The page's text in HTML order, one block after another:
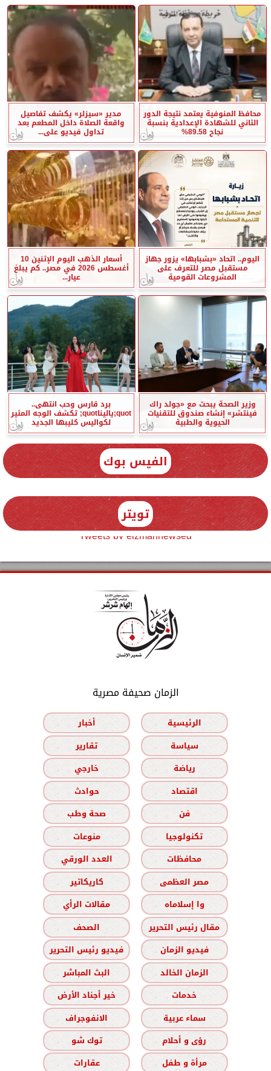
محافظ المنوفية يعتمد نتيجة الدور
الثاني للشهادة الإعدادية بنسبة
نجاح 89.58%
مدير «سيزلر» يكشف تفاصيل
واقعة الصلاة داخل المطعم بعد
تداول فيديو على...
اليوم.. اتحاد «بشبابها» يزور جهاز
مستقبل مصر للتعرف على
المشروعات القومية
أسعار الذهب اليوم الإثنين 10
أغسطس 2026 في مصر.. كم يبلغ
عيار...
وزير الصحة يبحث مع «جولد راك
فينتشر» إنشاء صندوق للتقنيات
الحيوية والطبية
برد قارس وحب انتهى..
quot;ياليناquot; تكشف الوجه المثير
لكواليس كليبها الجديد
الفيس بوك
تويتر
Tweets by elzmannewseg
الزمان صحيفة مصرية
الرئيسية
أخبار
سياسة
تقارير
رياضة
خارجي
اقتصاد
حوادث
فن
صحة وطب
تكنولوجيا
منوعات
محافظات
العدد الورقي
مصر العظمى
كاريكاتير
وا إسلاماه
مقالات الرأي
مقال رئيس التحرير
الصحف
فيديو الزمان
فيديو رئيس التحرير
الزمان الخالد
البث المباشر
خدمات
خير أجناد الأرض
سماء عربية
الانفوجراف
رؤى و أحلام
توك شو
مرأة و طفل
عقارات